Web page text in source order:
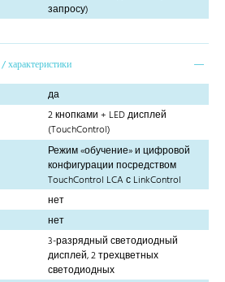
запросу)
характеристики
да
2 кнопками + LED дисплей
(TouchControl)
Режим «обучение» и цифровой
конфигурации посредством
TouchControl LCA с LinkControl
нет
нет
3-разрядный светодиодный
дисплей, 2 трехцветных
светодиодных